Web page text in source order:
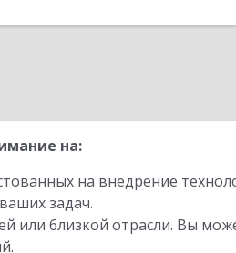
Назад
на:
на внедрение
задач.
или близкой отрасли. Вы